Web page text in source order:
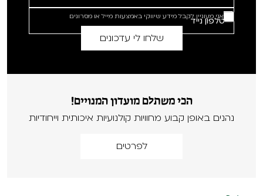
אני מעוניין לקבל מידע שיווקי באמצעות מייל או מסרונים
הכי משתלם מועדון המנויים!
נהנים באופן קבוע מחוויות קולנועיות איכותית וייחודיות
לפרטים